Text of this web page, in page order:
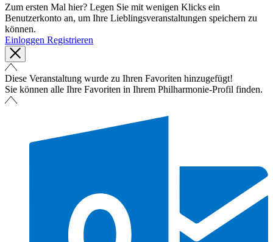
Zum ersten Mal hier? Legen Sie mit wenigen Klicks ein
Benutzerkonto an, um Ihre Lieblingsveranstaltungen speichern zu
können.
Einloggen Registrieren
Diese Veranstaltung wurde zu Ihren Favoriten hinzugefügt!
Sie können alle Ihre Favoriten in Ihrem Philharmonie-Profil finden.